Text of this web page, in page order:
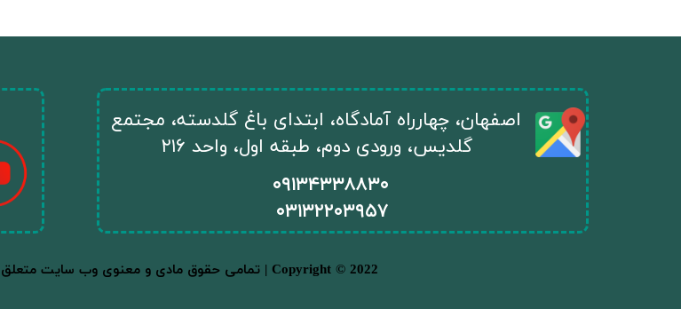
​۰۹۱۳۴۳۳۸۸۳۰
۰۳۱۳۲۲۰۳۹۵۷
​اصفهان، چهارراه آمادگاه، ابتدای باغ گلدسته، مجتمع
گلدیس، ورودی دوم، طبقه اول، واحد ۲۱۶
.تمامی حقوق مادی و معنوی وب سایت متعلق به دکتر ارغوان مختاریان میباشد | Copyright © 2022